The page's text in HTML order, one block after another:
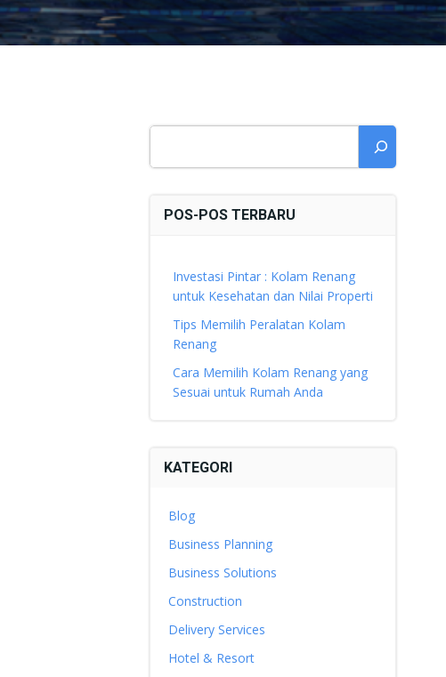
POS-POS TERBARU
Investasi Pintar : Kolam Renang
untuk Kesehatan dan Nilai Properti
Tips Memilih Peralatan Kolam
Renang
Cara Memilih Kolam Renang yang
Sesuai untuk Rumah Anda
KATEGORI
Blog
Business Planning
Business Solutions
Construction
Delivery Services
Hotel & Resort